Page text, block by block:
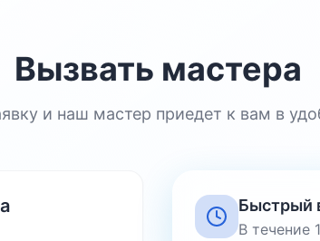
Вызвать мастера
и наш мастер приедет к вам в
Быстрый
В течение